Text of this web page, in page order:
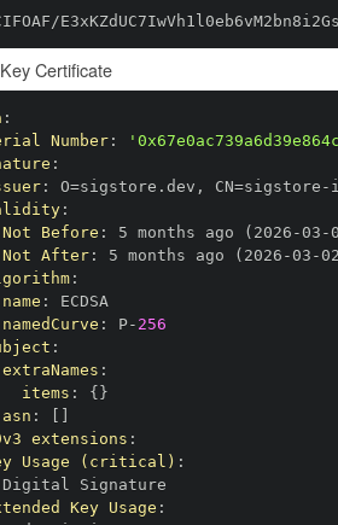
Certificate
:
Number:
:
: O=sigstore.dev , CN=sigstore -
:
Not Before : 5 months ago (2026 -03 -
Not After: 5 months ago (2026 -03 -
:
name :
namedCurve : P- 256
:
extraNames :
items : { }
asn :
extensions :
Usage (critical) :
Key Usage :